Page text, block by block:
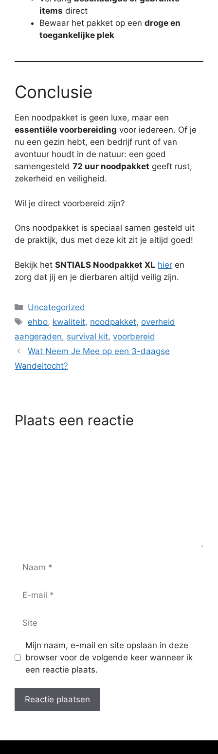
items direct
Bewaar het pakket op een droge en
toegankelijke plek
Conclusie
Een noodpakket is geen luxe, maar een
essentiële voorbereiding voor iedereen. Of je
nu een gezin hebt, een bedrijf runt of van
avontuur houdt in de natuur: een goed
samengesteld 72 uur noodpakket geeft rust,
zekerheid en veiligheid.
Wil je direct voorbereid zijn?
Ons noodpakket is speciaal samen gesteld uit
de praktijk, dus met deze kit zit je altijd goed!
Bekijk het SNTIALS Noodpakket XL hier en
zorg dat jij en je dierbaren altijd veilig zijn.
Uncategorized
ehbo, kwaliteit, noodpakket, overheid
aangeraden, survival kit, voorbereid
Wat Neem Je Mee op een 3-daagse
Wandeltocht?
Plaats een reactie
Mijn naam, e-mail en site opslaan in deze
browser voor de volgende keer wanneer ik
een reactie plaats.